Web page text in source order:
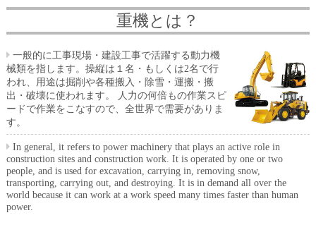
重機とは？
一般的に工事現場・建設工事で活躍する動力機
械類を指します。操縦は１名・もしくは2名で行
われ、用途は掘削や各種搬入・除雪・運搬・搬
出・破壊に使われます。 人力の何倍もの作業スピ
ードで作業をこなすので、全世界で需要がありま
す。
In general, it refers to power machinery that plays an active role in
construction sites and construction work. It is operated by one or two
people, and is used for excavation, carrying in, removing snow,
transporting, carrying out, and destroying. It is in demand all over the
world because it can work at a work speed many times faster than human
power.